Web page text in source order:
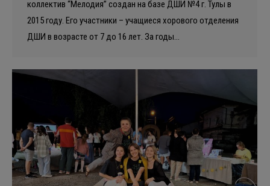
коллектив “Мелодия” создан на базе ДШИ №4 г. Тулы в
2015 году. Его участники – учащиеся хорового отделения
ДШИ в возрасте от 7 до 16 лет. За годы…